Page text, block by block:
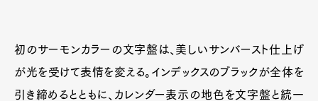
初のサーモンカラーの文字盤は、美しいサンバースト仕上げ
が光を受けて表情を変える。インデックスのブラックが全体を
引き締めるとともに、カレンダー表示の地色を文字盤と統一